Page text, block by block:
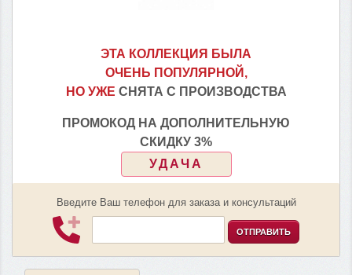
ЭТА КОЛЛЕКЦИЯ БЫЛА
ОЧЕНЬ ПОПУЛЯРНОЙ,
НО УЖЕ СНЯТА С ПРОИЗВОДСТВА
ПРОМОКОД НА ДОПОЛНИТЕЛЬНУЮ
СКИДКУ 3%
УДАЧА
Введите Ваш телефон для заказа и консультаций
ОТПРАВИТЬ